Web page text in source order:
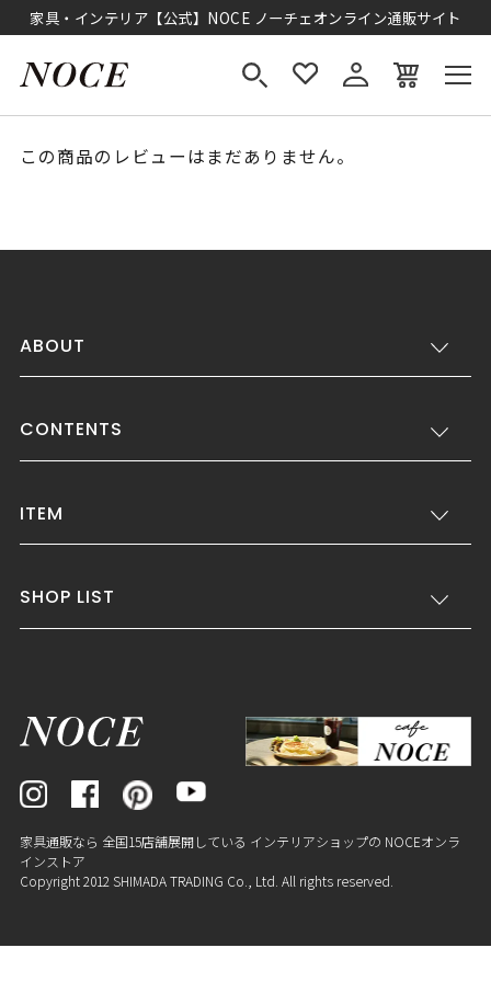
家具・インテリア【公式】NOCE ノーチェオンライン通販サイト
この商品のレビューはまだありません。
ABOUT
CONTENTS
ITEM
SHOP LIST
家具通販なら 全国15店舗展開している インテリアショップの NOCEオンラ
インストア
Copyright 2012 SHIMADA TRADING Co., Ltd. All rights reserved.